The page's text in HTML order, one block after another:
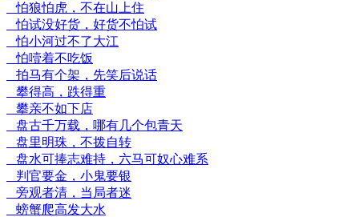
怕狼怕虎，不在山上住
怕试没好货，好货不怕试
怕小河过不了大江
怕噎着不吃饭
拍马有个架，先笑后说话
攀得高，跌得重
攀亲不如下店
盘古千万载，哪有几个包青天
盘里明珠，不拨自转
盘水可捧志难持，六马可奴心难系
判官要金，小鬼要银
旁观者清，当局者迷
螃蟹爬高发大水